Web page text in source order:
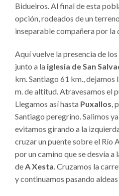
Bidueiros. Al final de esta
opción, rodeados de un
inseparable compañera por la
Aquí vuelve la presencia de
junto a la iglesia de San
km. Santiago 61 km.,
m. de altitud. Atravesamos el
Llegamos así hasta Puxallos ,
Santiago peregrino. Salimos
evitamos girando a la
cruzar un puente sobre el Río
por un camino que se desvía
de A Xesta . Cruzamos la
y continuamos pasando